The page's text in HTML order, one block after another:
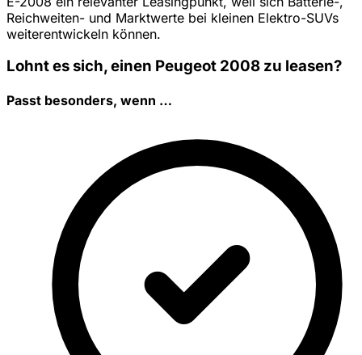
Reichweiten- und Marktwerte bei kleinen Elektro-SUVs
weiterentwickeln können.
Lohnt es sich, einen Peugeot 2008 zu leasen?
Passt besonders, wenn …